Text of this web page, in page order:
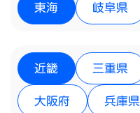
東海 岐阜県
近畿 三重県
大阪府 兵庫県